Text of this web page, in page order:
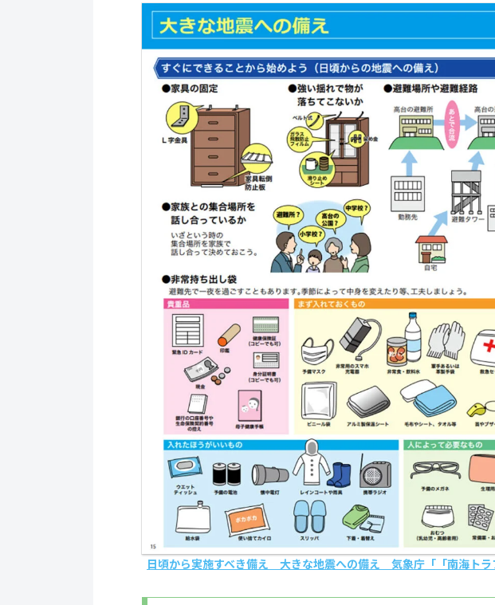
日頃から実施すべき備え 大きな地震への備え 気象庁「「南海トラ